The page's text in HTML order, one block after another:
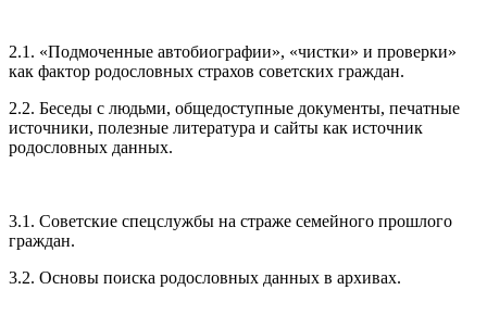
2.1. «Подмоченные автобиографии», «чистки» и проверки»
как фактор родословных страхов советских граждан.
2.2. Беседы с людьми, общедоступные документы, печатные
источники, полезные литература и сайты как источник
родословных данных.
3.1. Советские спецслужбы на страже семейного прошлого
граждан.
3.2. Основы поиска родословных данных в архивах.